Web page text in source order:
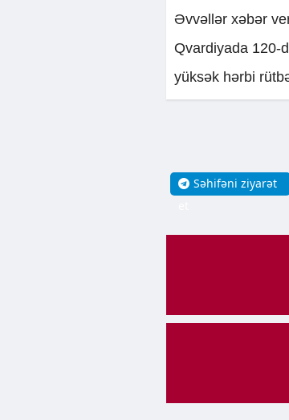
Əvvəllər xəbər
Qvardiyada 120-
yüksək hərbi
Səhifəni ziyarət